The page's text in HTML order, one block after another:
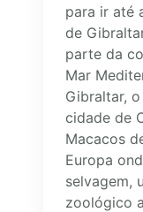
para ir até
de
parte da
Mar
Gibraltar,
cidade de
Macacos
Europa
selvagem,
zoológico